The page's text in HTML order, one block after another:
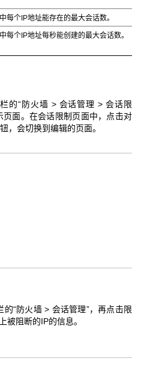
每个IP地址能存在的最大会话数。
每个IP地址每秒能创建的最大会话数。
的“防火墙 > 会话管理 > 会话限
页面。在会话限制页面中，点击对
，会切换到编辑的页面。
的“防火墙 > 会话管理”，再点击限
被阻断的IP的信息。